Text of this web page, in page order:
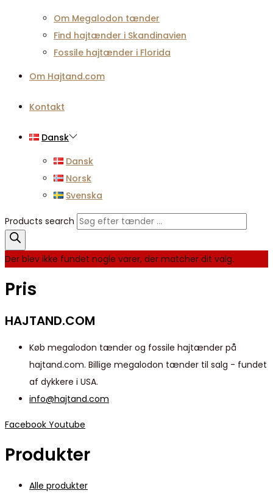
Om Megalodon tænder
Find hajtænder i Skandinavien
Fossile hajtænder i Florida
Om Hajtand.com
Kontakt
Dansk
Dansk
Norsk
Svenska
Products search
Der blev ikke fundet nogle varer, der matcher dit valg.
Pris
HAJTAND.COM
Køb megalodon tænder og fossile hajtænder på
hajtand.com. Billige megalodon tænder til salg - fundet
af dykkere i USA.
info@hajtand.com
Facebook Youtube
Produkter
Alle produkter